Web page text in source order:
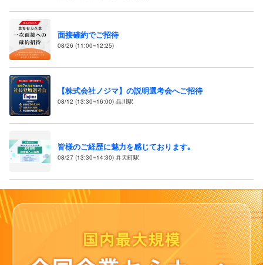
面接確約でご招待
08/26 (11:00~12:25)
【株式会社ノジマ】の説明選考会へご招待
08/12 (13:30~16:00) 品川駅
皆様のご経歴に魅力を感じております｡
08/27 (13:30~14:30) 弁天町駅